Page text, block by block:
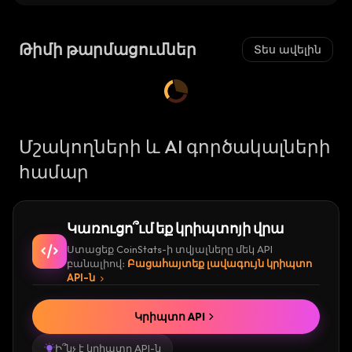
Թիմի թարմացումներ Տես ավելին
Մշակողների և AI գործակալների
համար
Կառուցո՞ւմ եք կրիպտոյի վրա
Ստացեք CoinStats-ի տվյալները մեկ API
բանալիով։ Բացահայտեք լավագույն կրիպտո
API-ն
Ի՞նչ է կրիպտո API-ն
Կրիպտո API